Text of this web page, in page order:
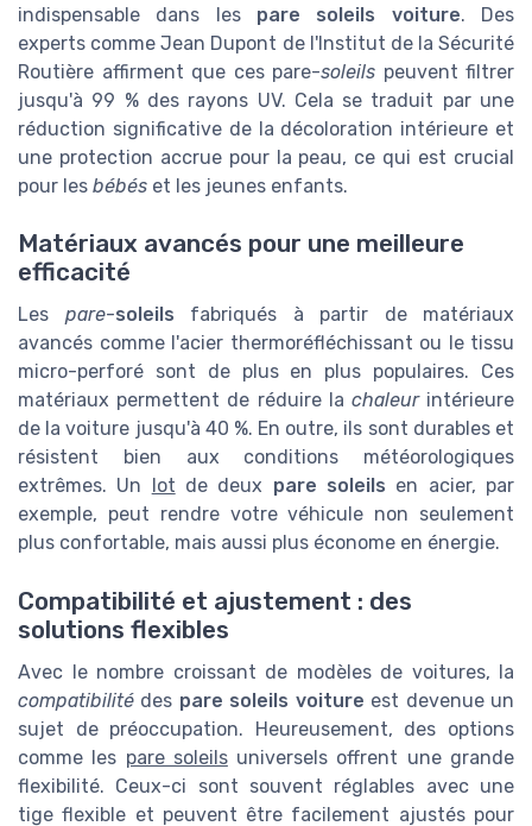
indispensable dans les pare soleils voiture. Des
experts comme Jean Dupont de l'Institut de la Sécurité
Routière affirment que ces pare-soleils peuvent filtrer
jusqu'à 99 % des rayons UV. Cela se traduit par une
réduction significative de la décoloration intérieure et
une protection accrue pour la peau, ce qui est crucial
pour les bébés et les jeunes enfants.
Matériaux avancés pour une meilleure
efficacité
Les pare-soleils fabriqués à partir de matériaux
avancés comme l'acier thermoréfléchissant ou le tissu
micro-perforé sont de plus en plus populaires. Ces
matériaux permettent de réduire la chaleurintérieure
de la voiture jusqu'à 40 %. En outre, ils sont durables et
résistent bien aux conditions météorologiques
extrêmes. Un
lot de deux pare soleils en acier, par
exemple, peut rendre votre véhicule non seulement
plus confortable, mais aussi plus économe en énergie.
Compatibilité et ajustement : des
solutions flexibles
Avec le nombre croissant de modèles de voitures, la
compatibilité des pare soleils voiture est devenue un
sujet de préoccupation. Heureusement, des options
comme les pare soleilsuniversels offrent une grande
flexibilité. Ceux-ci sont souvent réglables avec une
tige flexible et peuvent être facilement ajustés pour